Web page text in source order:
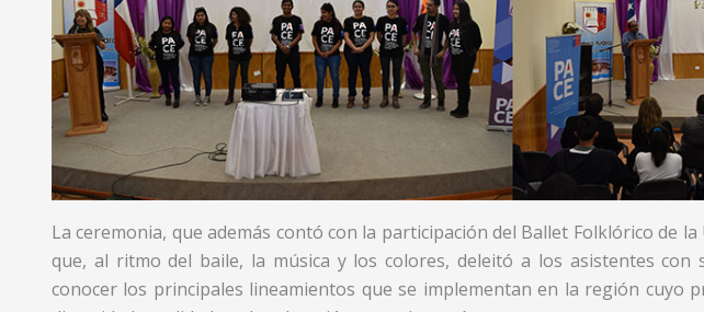
La ceremonia, que además contó con la participación del Ballet Folklórico de la
que, al ritmo del baile, la música y los colores, deleitó a los asistentes
conocer los principales lineamientos que se implementan en la región cuyo